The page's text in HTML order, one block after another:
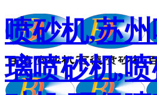
喷砂机,苏
璃喷砂机,